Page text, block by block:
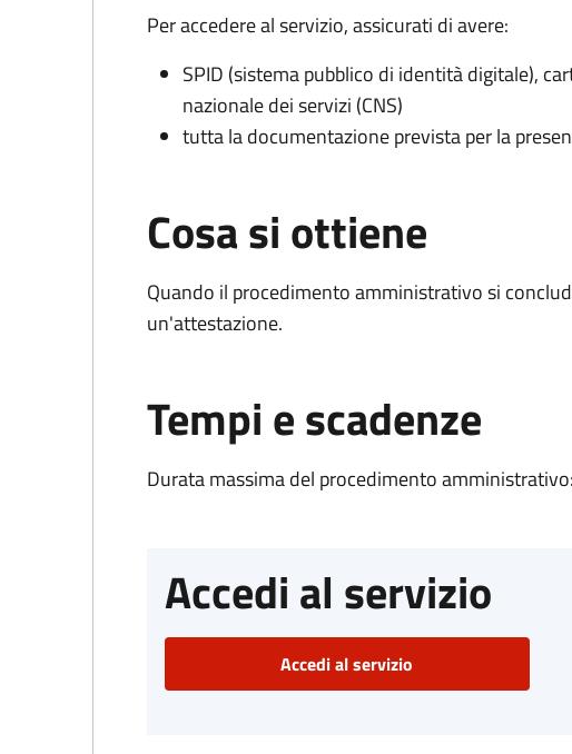
Per accedere al servizio, assicurati di avere:
SPID (sistema pubblico di identità digitale),
nazionale dei servizi (CNS)
tutta la documentazione prevista per la
Cosa si ottiene
Quando il procedimento amministrativo si
un'attestazione.
Tempi e scadenze
Durata massima del procedimento
Accedi al servizio
Accedi al servizio